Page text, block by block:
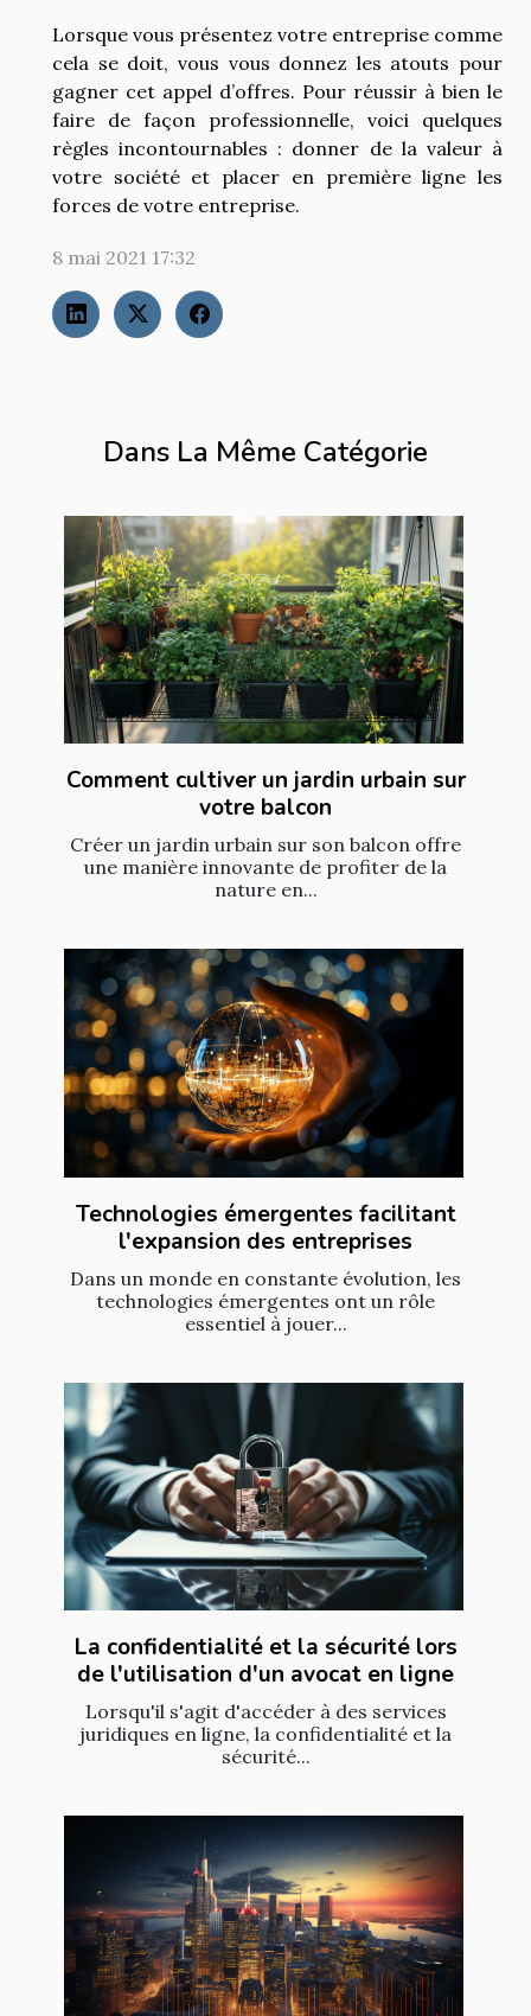
Dans La Même Catégorie
Comment cultiver un jardin urbain sur
votre balcon
Créer un jardin urbain sur son balcon offre
une manière innovante de profiter de la
nature en...
Technologies émergentes facilitant
l'expansion des entreprises
Dans un monde en constante évolution, les
technologies émergentes ont un rôle
essentiel à jouer...
La confidentialité et la sécurité lors
de l'utilisation d'un avocat en ligne
Lorsqu'il s'agit d'accéder à des services
juridiques en ligne, la confidentialité et la
sécurité...
Lorsque vous présentez votre entreprise comme
cela se doit, vous vous donnez les atouts pour
gagner cet appel d’offres. Pour réussir à bien le
faire de façon professionnelle, voici quelques
règles incontournables : donner de la valeur à
votre société et placer en première ligne les
forces de votre entreprise.
8 mai 2021 17:32